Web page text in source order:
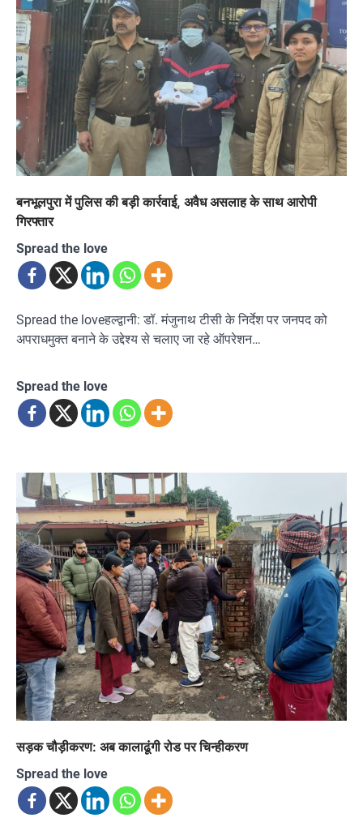
बनभूलपुरा में पुलिस की बड़ी कार्रवाई, अवैध असलाह के साथ आरोपी
गिरफ्तार
Spread the love
Spread the loveहल्द्वानी: डॉ. मंजुनाथ टीसी के निर्देश पर जनपद को
अपराधमुक्त बनाने के उद्देश्य से चलाए जा रहे ऑपरेशन…
Spread the love
सड़क चौड़ीकरण: अब कालाढूंगी रोड पर चिन्हीकरण
Spread the love